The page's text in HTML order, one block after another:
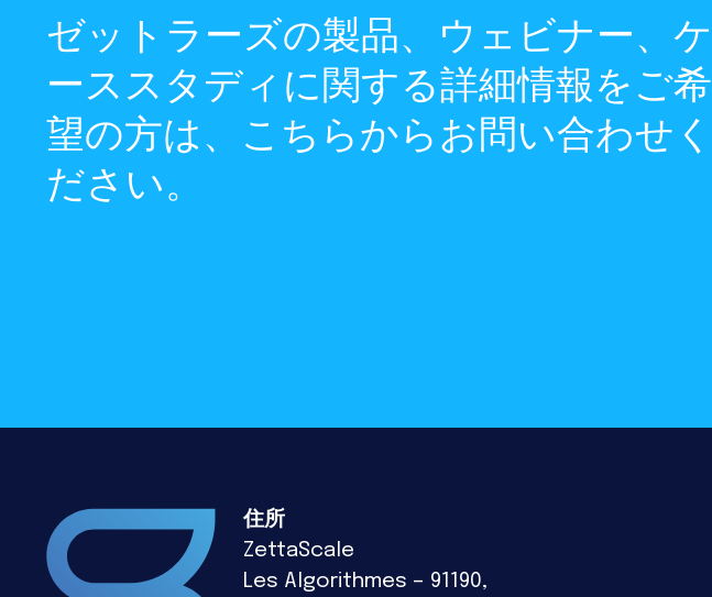
ゼットラーズの製品、ウェビナー、ケ
ーススタディに関する詳細情報をご希
望の方は、こちらからお問い合わせく
ださい。
住所
ZettaScale
Les Algorithmes – 91190,